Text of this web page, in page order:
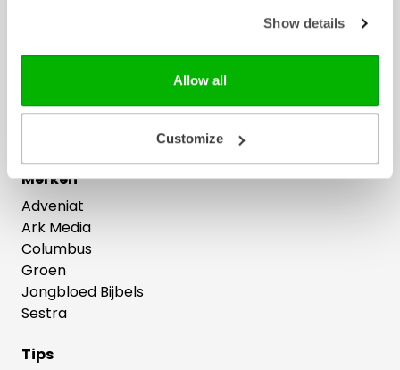
Show details
Allow all
Customize
Jongeren
Lifestyle
Merken
Adveniat
Ark Media
Columbus
Groen
Jongbloed Bijbels
Sestra
Tips